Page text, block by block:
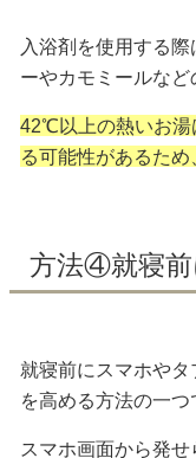
入浴剤を使用する
ーやカモミールなど
42℃以上の熱いお湯
る可能性があるため
方法④就寝
就寝前にスマホや
を高める方法の一つ
スマホ画面から発せ